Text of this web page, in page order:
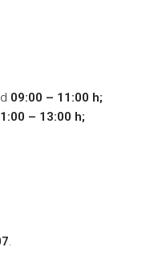
09:00 – 11:00 h;
– 13:00 h;